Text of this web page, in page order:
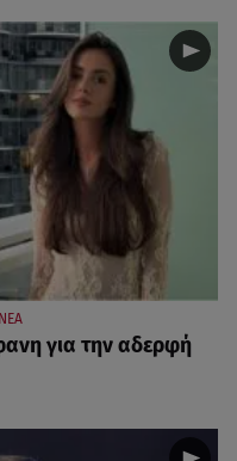
για την αδερφή